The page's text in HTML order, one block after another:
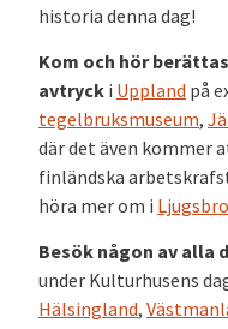
historia denna dag!
Kom och hör berättas
avtryck i Uppland på
tegelbruksmuseum,
där det även kommer
finländska
höra mer om i Ljugsbro
Besök någon av alla
under Kulturhusens
Hälsingland,